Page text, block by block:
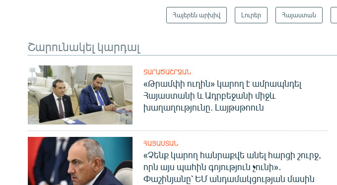
Հայերեն արխիվ Լուրեր Հայաստան
Շարունակել կարդալ
ՏԱՐԱԾԱՇՐՋԱՆ
«Թրամփի ուղին» կարող է ամրապնդել
Հայաստանի և Ադրբեջանի միջև
խաղաղությունը. Լայթսթոուն
ՀԱՅԱՍՏԱՆ
«Չենք կարող հանրաքվե անել հարցի շուրջ,
որն այս պահին գոյություն չունի»․
Փաշինյանը՝ ԵՄ անդամակցության մասին